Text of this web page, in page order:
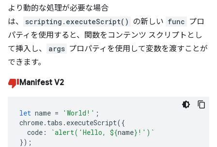
より動的な処理が必要な場合
は、
scripting.executeScript() の新しい func プロ
パティを使用すると、関数をコンテンツ スクリプトとし
て挿入し、
args プロパティを使用して変数を渡すことが
できます。
Manifest V2
let name = 'World!' ;
chrome. tabs . executeScript({
code : `alert('Hello, ${name} !')`
});